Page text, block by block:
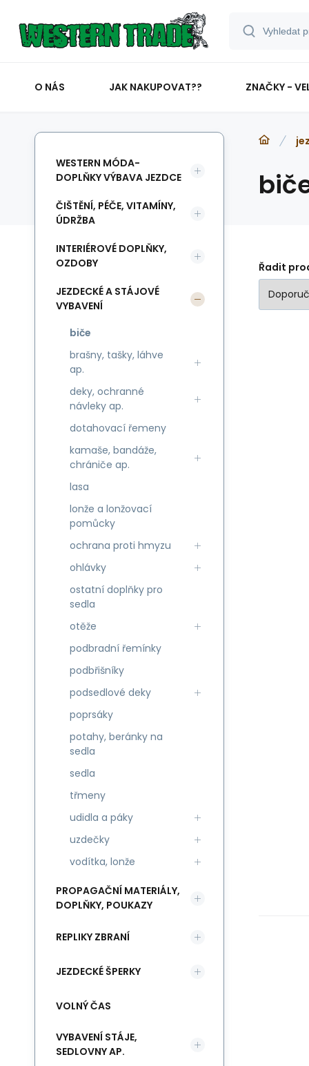
O NÁS JAK NAKUPOVAT?? ZNAČKY -
Řadit
WESTERN MÓDA-
DOPLŇKY VÝBAVA JEZDCE
ČIŠTĚNÍ, PÉČE, VITAMÍNY,
ÚDRŽBA
INTERIÉROVÉ DOPLŇKY,
OZDOBY
JEZDECKÉ A STÁJOVÉ
VYBAVENÍ
biče
brašny, tašky, láhve
ap.
deky, ochranné
návleky ap.
dotahovací řemeny
kamaše, bandáže,
chrániče ap.
lasa
lonže a lonžovací
pomůcky
ochrana proti hmyzu
ohlávky
ostatní doplňky pro
sedla
otěže
podbradní řemínky
podbřišníky
podsedlové deky
poprsáky
potahy, beránky na
sedla
sedla
třmeny
udidla a páky
uzdečky
vodítka, lonže
PROPAGAČNÍ MATERIÁLY,
DOPLŇKY, POUKAZY
REPLIKY ZBRANÍ
JEZDECKÉ ŠPERKY
VOLNÝ ČAS
VYBAVENÍ STÁJE,
SEDLOVNY AP.